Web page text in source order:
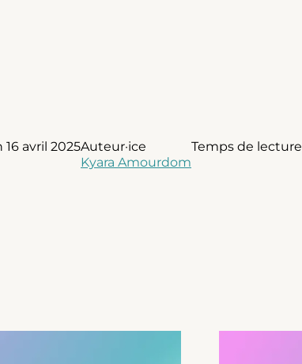
16 avril 2025Auteur·ice
Kyara Amourdom
Temps de lecture